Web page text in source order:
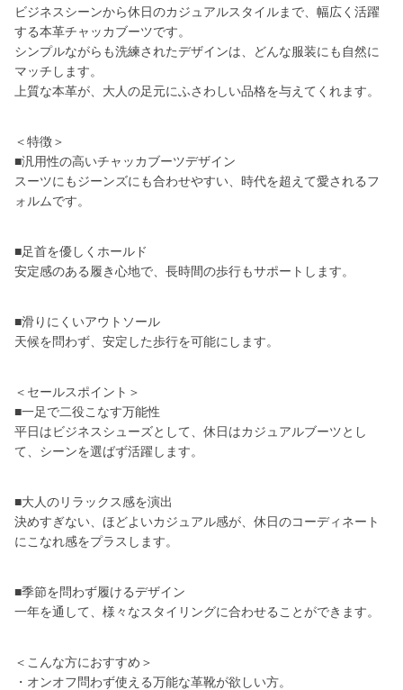
ビジネスシーンから休日のカジュアルスタイルまで、幅広く活躍
する本革チャッカブーツです。
シンプルながらも洗練されたデザインは、どんな服装にも自然に
マッチします。
上質な本革が、大人の足元にふさわしい品格を与えてくれます。
＜特徴＞
■汎用性の高いチャッカブーツデザイン
スーツにもジーンズにも合わせやすい、時代を超えて愛されるフ
ォルムです。
■足首を優しくホールド
安定感のある履き心地で、長時間の歩行もサポートします。
■滑りにくいアウトソール
天候を問わず、安定した歩行を可能にします。
＜セールスポイント＞
■一足で二役こなす万能性
平日はビジネスシューズとして、休日はカジュアルブーツとし
て、シーンを選ばず活躍します。
■大人のリラックス感を演出
決めすぎない、ほどよいカジュアル感が、休日のコーディネート
にこなれ感をプラスします。
■季節を問わず履けるデザイン
一年を通して、様々なスタイリングに合わせることができます。
＜こんな方におすすめ＞
・オンオフ問わず使える万能な革靴が欲しい方。